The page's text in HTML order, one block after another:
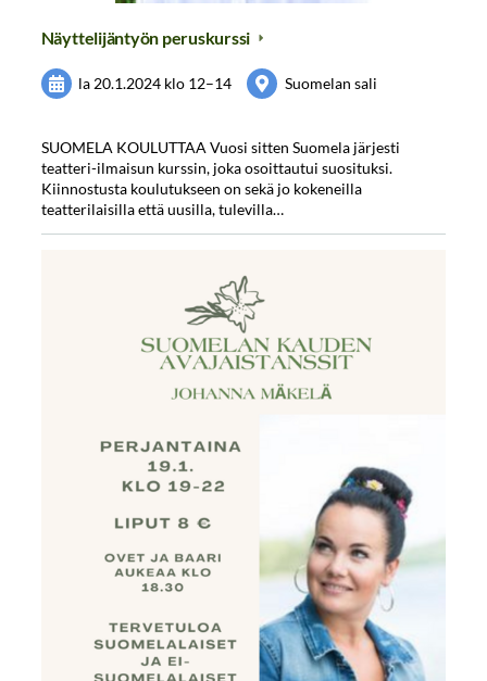
Näyttelijäntyön peruskurssi
la 20.1.2024 klo 12–14 Suomelan sali
SUOMELA KOULUTTAA Vuosi sitten Suomela järjesti
teatteri-ilmaisun kurssin, joka osoittautui suosituksi.
Kiinnostusta koulutukseen on sekä jo kokeneilla
teatterilaisilla että uusilla, tulevilla…